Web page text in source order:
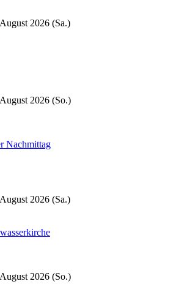
2026 (Sa.)
2026 (So.)
Nachmittag
2026 (Sa.)
2026 (So.)